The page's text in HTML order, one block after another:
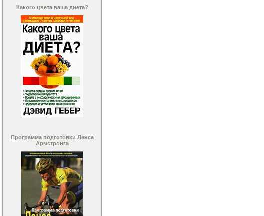
Какого цвета ваша диета?
Программа подготовки Ленса
Армстронга